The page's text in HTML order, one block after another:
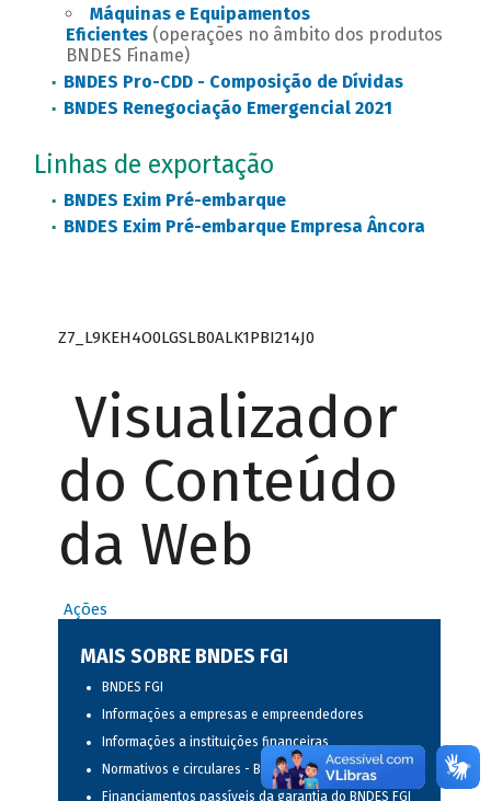
Máquinas e Equipamentos
Eficientes(operações no âmbito dos produtos
BNDES Finame)
BNDES Pro-CDD - Composição de Dívidas
BNDES Renegociação Emergencial 2021
Linhas de exportação
BNDES Exim Pré-embarque
BNDES Exim Pré-embarque Empresa Âncora
Z7_L9KEH4O0LGSLB0ALK1PBI214J0
Visualizador
do Conteúdo
da Web
Ações
MAIS SOBRE BNDES FGI
BNDES FGI
Informações a empresas e empreendedores
Informações a instituições financeiras
Normativos e circulares - BNDES FGI
Financiamentos passíveis da garantia do BNDES FGI